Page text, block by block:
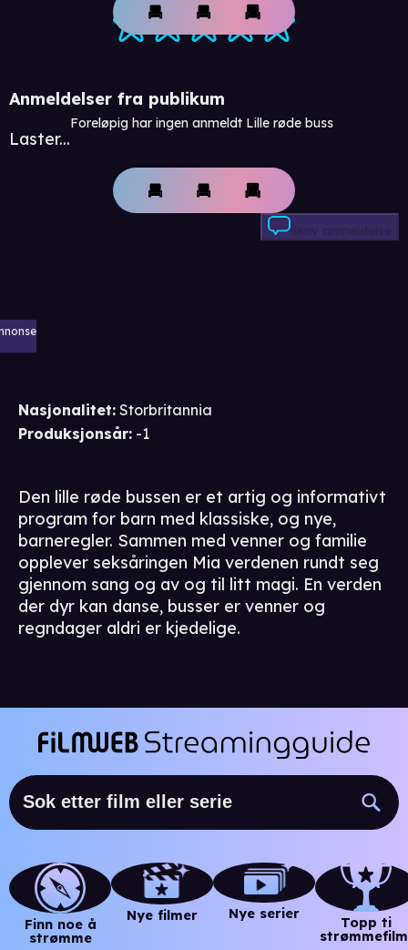
Anmeldelser fra publikum
Laster...
Foreløpig har ingen anmeldt Lille røde buss
Skriv anmeldelse
Nasjonalitet: Storbritannia
Produksjonsår: -1
Den lille røde bussen er et artig og informativt
program for barn med klassiske, og nye,
barneregler. Sammen med venner og familie
opplever seksåringen Mia verdenen rundt seg
gjennom sang og av og til litt magi. En verden
der dyr kan danse, busser er venner og
regndager aldri er kjedelige.
Finn noe å
strømme
Nye filmer Nye serier
Topp ti